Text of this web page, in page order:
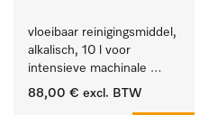
vloeibaar reinigingsmiddel,
alkalisch, 10 l voor
intensieve machinale
reiniging van
88,00 € excl. BTW